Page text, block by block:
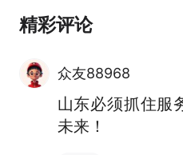
精彩评论
众友88968
山东必须抓住服
未来！